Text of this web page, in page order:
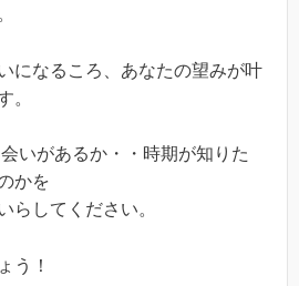
になるころ、あなたの望みが叶
。
いがあるか・・時期が知りた
かを
らしてください。
う！